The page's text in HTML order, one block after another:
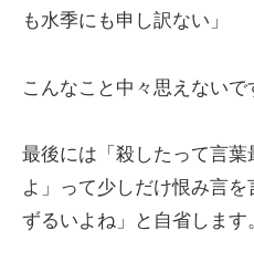
も水季にも申し訳ない」
こんなこと中々思えないで
最後には「殺したって言
よ」って少しだけ恨み言
ずるいよね」と自省します